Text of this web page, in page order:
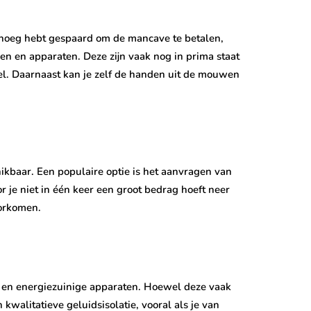
hebt gespaard om de mancave te betalen,
en apparaten. Deze zijn vaak nog in prima staat
Daarnaast kan je zelf de handen uit de mouwen
Een populaire optie is het aanvragen van
niet in één keer een groot bedrag hoeft neer
energiezuinige apparaten. Hoewel deze vaak
kwalitatieve geluidsisolatie, vooral als je van